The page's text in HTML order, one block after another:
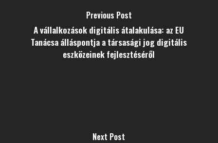
Previous Post
A vállalkozások digitális átalakulása: az EU
Tanácsa álláspontja a társasági jog digitális
eszközeinek fejlesztéséről
Next Post